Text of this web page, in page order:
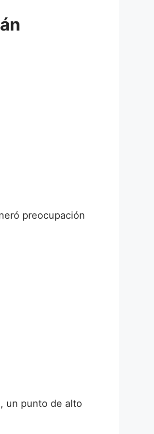
preocupación
un punto de alto